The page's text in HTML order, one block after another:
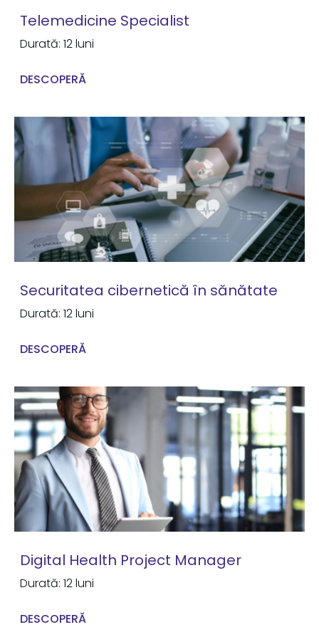
Telemedicine Specialist
Durată: 12 luni
DESCOPERĂ
Securitatea cibernetică în sănătate
Durată: 12 luni
DESCOPERĂ
Digital Health Project Manager
Durată: 12 luni
DESCOPERĂ